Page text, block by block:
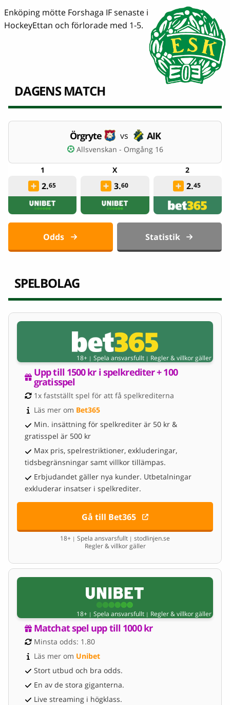
Enköping mötte Forshaga IF senaste i
HockeyEttan och förlorade med 1-5.
DAGENS MATCH
Örgryte vs AIK
Allsvenskan - Omgång 16
2.65 3.60 2.45
Odds Statistik
SPELBOLAG
18+ | Spela ansvarsfullt | Regler & villkor gäller
Upp till 1500 kr i spelkrediter + 100
gratisspel
1x fastställt spel för att få spelkrediterna
Läs mer om Bet365
Min. insättning för spelkrediter är 50 kr &
gratisspel är 500 kr
Max pris, spelrestriktioner, exkluderingar,
tidsbegränsningar samt villkor tillämpas.
Erbjudandet gäller nya kunder. Utbetalningar
exkluderar insatser i spelkrediter.
Gå till Bet365
18+ | Spela ansvarsfullt | stodlinjen.se
Regler & villkor gäller
18+ | Spela ansvarsfullt | Regler & villkor gäller
Matchat spel upp till 1000 kr
Minsta odds: 1.80
Läs mer om Unibet
Stort utbud och bra odds.
En av de stora giganterna.
Live streaming i högklass.